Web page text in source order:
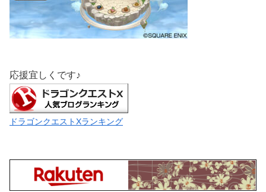
応援宜しくです♪
ドラゴンクエストXランキング